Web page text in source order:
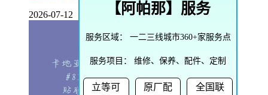
2026-07-12 【 阿帕那】服务
服务区域： 一二三线城市360+家服务点
服务项目： 维修、保养、配件、定制
立等可
原厂配
全国联